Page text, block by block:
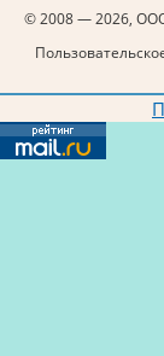
© 2008 — 2026,